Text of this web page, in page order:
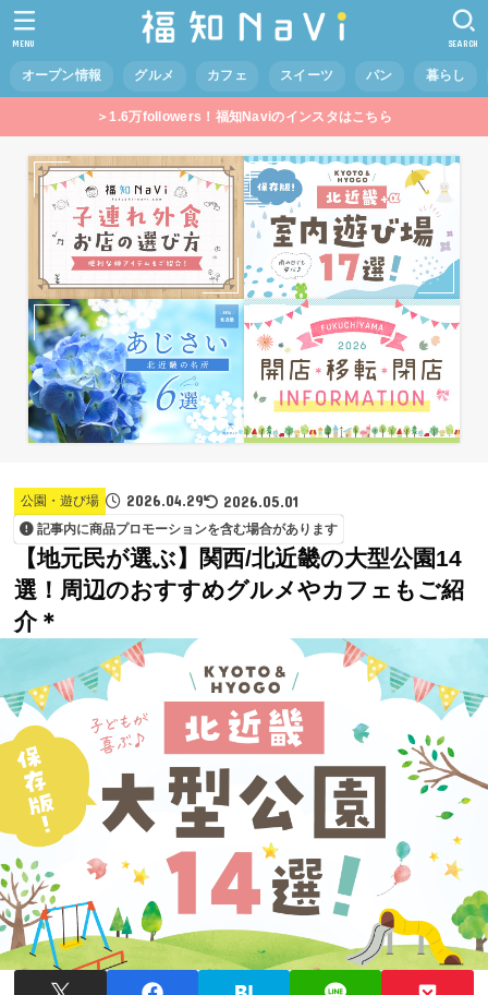
オープン情報 グルメ カフェ スイーツ パン 暮らし
SEARCH
MENU
＞1.6万followers！福知Naviのインスタはこちら
公園・遊び場 2026.04.29 2026.05.01
記事内に商品プロモーションを含む場合があります
【地元民が選ぶ】関西/北近畿の大型公園14
選！周辺のおすすめグルメやカフェもご紹
介＊